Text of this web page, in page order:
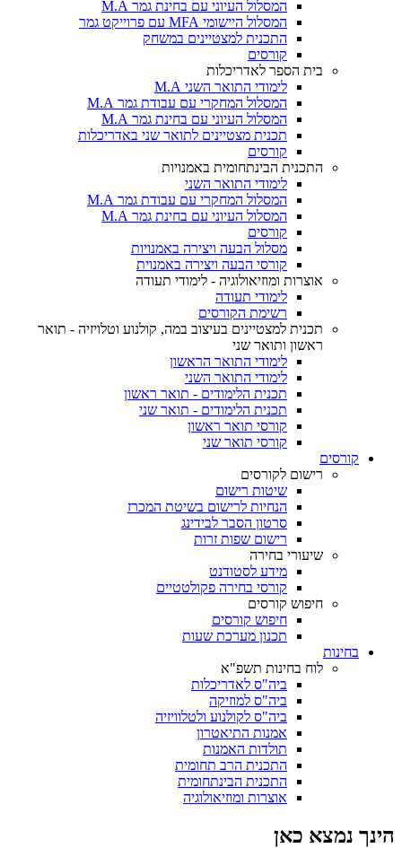
המסלול העיוני עם בחינת גמר M.A
המסלול היישומי MFA עם פרוייקט גמר
התכנית למצטיינים במשחק
קורסים
בית הספר לאדריכלות
לימודי התואר השני M.A
המסלול המחקרי עם עבודת גמר M.A
המסלול העיוני עם בחינת גמר M.A
תכנית מצטיינים לתואר שני באדריכלות
קורסים
התכנית הבינתחומית באמנויות
לימודי התואר השני
המסלול המחקרי עם עבודת גמר M.A
המסלול העיוני עם בחינת גמר M.A
קורסים
מסלול הבעה ויצירה באמנויות
קורסי הבעה ויצירה באמנוית
אוצרות ומוזיאולוגיה - לימודי תעודה
לימודי תעודה
רשימת הקורסים
תכנית למצטיינים בעיצוב במה, קולנוע וטלויזיה - תואר
ראשון ותואר שני
לימודי התואר הראשון
לימודי התואר השני
תכנית הלימודים - תואר ראשון
תכנית הלימודים - תואר שני
קורסי תואר ראשון
קורסי תואר שני
קורסים
רישום לקורסים
שיטות רישום
הנחיות לרישום בשיטת המכרז
סרטון הסבר לבידינג
רישום שפות זרות
שיעורי בחירה
מידע לסטודנט
קורסי בחירה פקולטטיים
חיפוש קורסים
חיפוש קורסים
תכנון מערכת שעות
בחינות
לוח בחינות תשפ"א
ביה"ס לאדריכלות
ביה"ס למוזיקה
ביה"ס לקולנוע ולטלוויזיה
אמנות התיאטרון
תולדות האמנות
התכנית הרב תחומית
התכנית הבינתחומית
אוצרות ומוזיאולוגיה
הינך נמצא כאן